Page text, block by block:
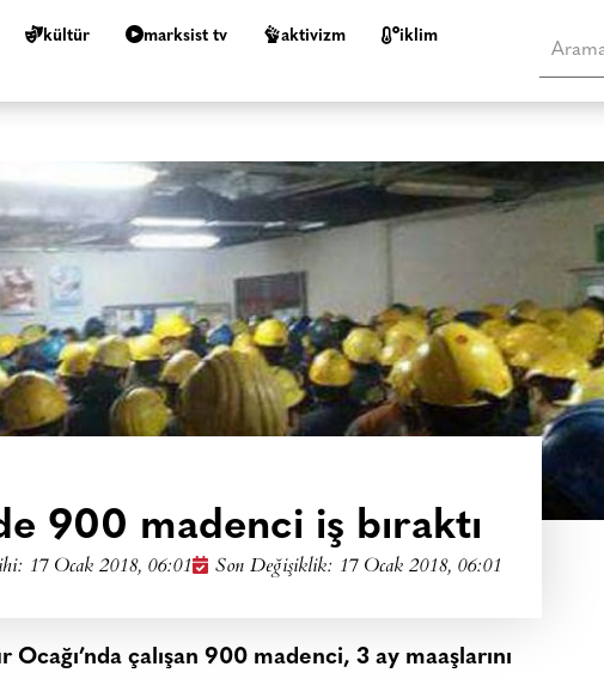
kültür marksist tv aktivizm i̇klim
900 madenci iş bıraktı
17 Ocak 2018, 06:01 Son Değişiklik: 17 Ocak 2018, 06:01
çalışan 900 madenci, 3 ay maaşlarını